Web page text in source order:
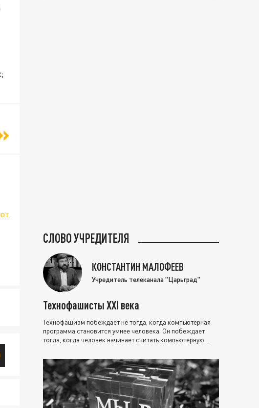
СЛОВО УЧРЕДИТЕЛЯ
КОНСТАНТИН МАЛОФЕЕВ
Учредитель телеканала "Царьград"
Технофашисты XXI века
Технофашизм побеждает не тогда, когда компьютерная
программа становится умнее человека. Он побеждает
тогда, когда человек начинает считать компьютерную